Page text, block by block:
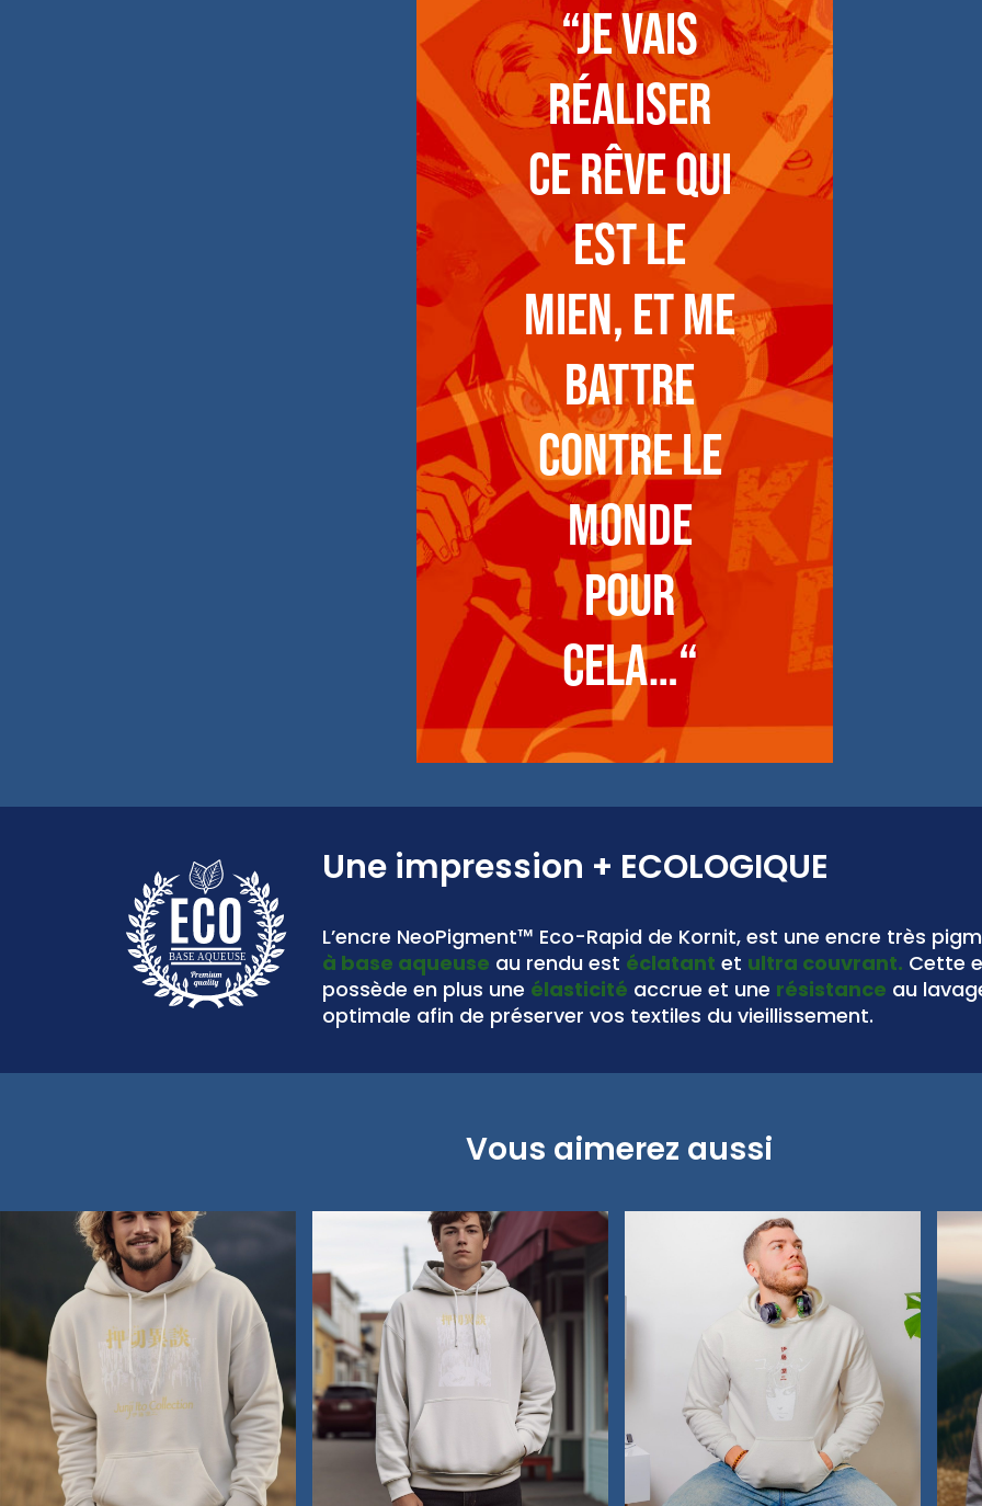
“Je vais
réaliser
ce rêve qui
est le
mien, et me
battre
contre le
monde
pour
cela…“
BASE AQUEUSE
Une impression + ECOLOGIQUE
L’encre NeoPigment™ Eco-Rapid de Kornit, est une encre très
à base aqueuse au rendu est éclatant et ultra couvrant. Cette
possède en plus une élasticité accrue et une résistance au
optimale afin de préserver vos textiles du vieillissement.
Vous aimerez aussi